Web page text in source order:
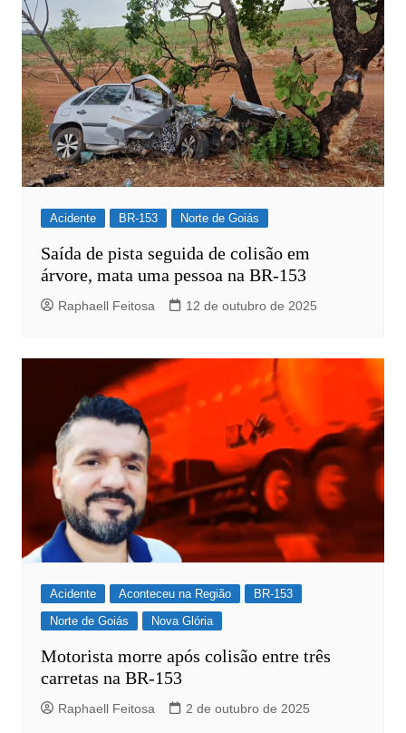
Acidente BR-153 Norte de Goiás
Saída de pista seguida de colisão em
árvore, mata uma pessoa na BR-153
Raphaell Feitosa 12 de outubro de 2025
Acidente Aconteceu na Região
BR-153
Norte de Goiás
Nova Glória
Motorista morre após colisão entre três
carretas na BR-153
Raphaell Feitosa 2 de outubro de 2025